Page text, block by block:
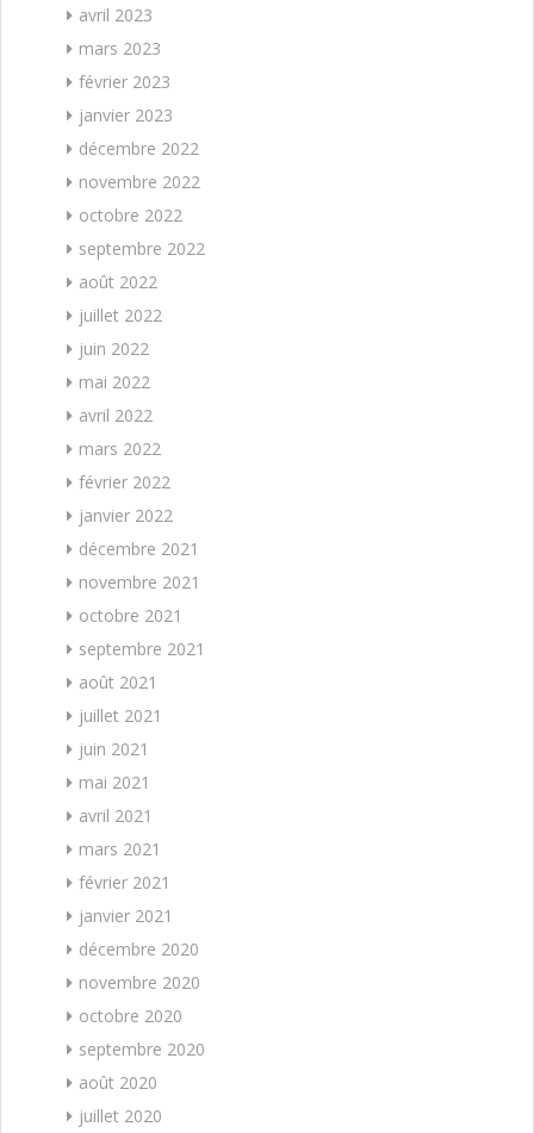
avril 2023
mars 2023
février 2023
janvier 2023
décembre 2022
novembre 2022
octobre 2022
septembre 2022
août 2022
juillet 2022
juin 2022
mai 2022
avril 2022
mars 2022
février 2022
janvier 2022
décembre 2021
novembre 2021
octobre 2021
septembre 2021
août 2021
juillet 2021
juin 2021
mai 2021
avril 2021
mars 2021
février 2021
janvier 2021
décembre 2020
novembre 2020
octobre 2020
septembre 2020
août 2020
juillet 2020